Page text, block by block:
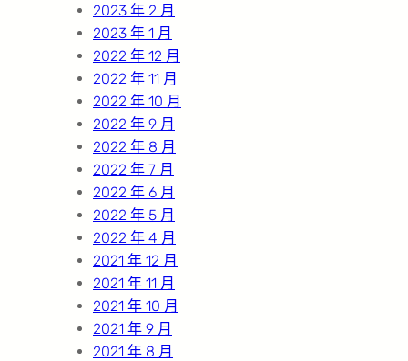
2023 年 2 月
2023 年 1 月
2022 年 12 月
2022 年 11 月
2022 年 10 月
2022 年 9 月
2022 年 8 月
2022 年 7 月
2022 年 6 月
2022 年 5 月
2022 年 4 月
2021 年 12 月
2021 年 11 月
2021 年 10 月
2021 年 9 月
2021 年 8 月